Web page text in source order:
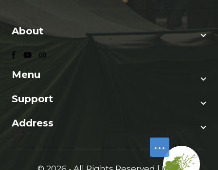
About
Menu
Support
Address